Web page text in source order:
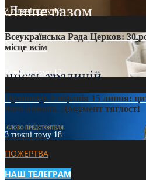
3 тижні тому13
Всеукраїнська Рада Церков: 30
місце всім
3 тижні тому12
Проповідь Епіфанія 15 липня:
його амвона. Документ тяглості
3 тижні тому18
ПОЖЕРТВА
НАШ ТЕЛЕГРАМ